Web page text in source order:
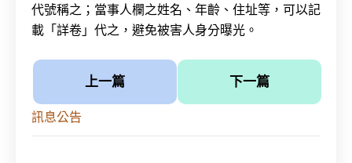
代號稱之；當事人欄之姓名、年齡、住址等，可以記
載「詳卷」代之，避免被害人身分曝光。
上一篇 下一篇
訊息公告